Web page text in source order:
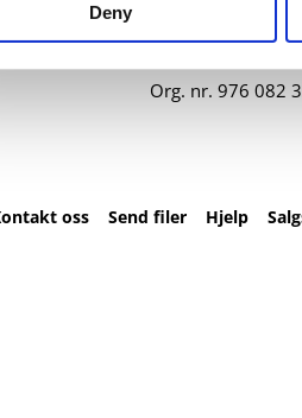
Deny
Alt fra
Sjøhagen 2, 4016
Org. nr. 976 082
oss Send filer Hjelp